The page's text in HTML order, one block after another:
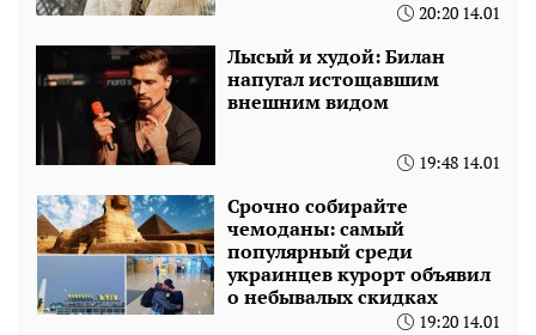
20:20 14.01
Лысый и худой: Билан
напугал истощавшим
внешним видом
19:48 14.01
Срочно собирайте
чемоданы: самый
популярный среди
украинцев курорт объявил
о небывалых скидках
19:20 14.01